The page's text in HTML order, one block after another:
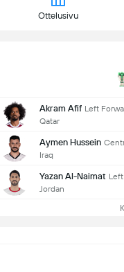
Ottelusivu
Akram Afif Left
Qatar
Aymen Hussein
Iraq
Yazan Al-Naimat
Jordan